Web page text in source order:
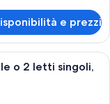
e prezzi
d'albergo con un letto,
o 2 letti singoli,